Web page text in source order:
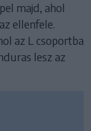
majd, ahol
ellenfele.
az L csoportba
lesz az